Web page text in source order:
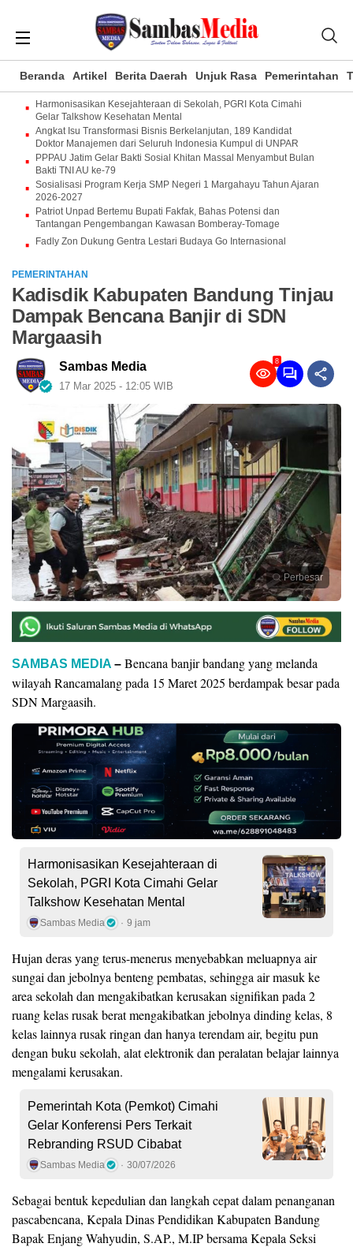
Beranda Artikel Berita Daerah Unjuk Rasa Pemerintahan
Harmonisasikan Kesejahteraan di Sekolah, PGRI Kota Cimahi
Gelar Talkshow Kesehatan Mental
Angkat Isu Transformasi Bisnis Berkelanjutan, 189 Kandidat
Doktor Manajemen dari Seluruh Indonesia Kumpul di UNPAR
PPPAU Jatim Gelar Bakti Sosial Khitan Massal Menyambut Bulan
Bakti TNI AU ke-79
Sosialisasi Program Kerja SMP Negeri 1 Margahayu Tahun Ajaran
2026-2027
Patriot Unpad Bertemu Bupati Fakfak, Bahas Potensi dan
Tantangan Pengembangan Kawasan Bomberay-Tomage
Fadly Zon Dukung Gentra Lestari Budaya Go Internasional
PEMERINTAHAN
Kadisdik Kabupaten Bandung Tinjau
Dampak Bencana Banjir di SDN
Margaasih
Sambas Media
17 Mar 2025 - 12:05 WIB
8
Perbesar
SAMBAS MEDIA – Bencana banjir bandang yang melanda
wilayah Rancamalang pada 15 Maret 2025 berdampak besar pada
SDN Margaasih.
Harmonisasikan Kesejahteraan di
Sekolah, PGRI Kota Cimahi Gelar
Talkshow Kesehatan Mental
Sambas Media 9 jam
Hujan deras yang terus-menerus menyebabkan meluapnya air
sungai dan jebolnya benteng pembatas, sehingga air masuk ke
area sekolah dan mengakibatkan kerusakan signifikan pada 2
ruang kelas rusak berat mengakibatkan jebolnya dinding kelas, 8
kelas lainnya rusak ringan dan hanya terendam air, begitu pun
dengan buku sekolah, alat elektronik dan peralatan belajar lainnya
mengalami kerusakan.
Pemerintah Kota (Pemkot) Cimahi
Gelar Konferensi Pers Terkait
Rebranding RSUD Cibabat
Sambas Media 30/07/2026
Sebagai bentuk kepedulian dan langkah cepat dalam penanganan
pascabencana, Kepala Dinas Pendidikan Kabupaten Bandung
Bapak Enjang Wahyudin, S.AP., M.IP bersama Kepala Seksi